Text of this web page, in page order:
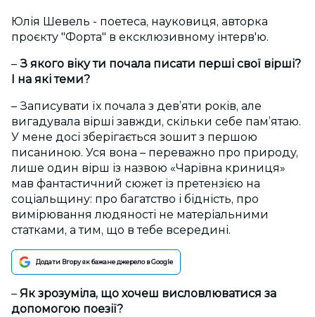
Юлія Шевель - поетеса, науковиця, авторка
проєкту "Форта" в ексклюзивному інтерв'ю.
– З якого віку ти почала писати перші свої вірші?
І на які теми?
– Записувати їх почала з дев’яти років, але
вигадувала вірші завжди, скільки себе пам’ятаю.
У мене досі зберігається зошит з першою
писаниною. Уся вона – переважно про природу,
лише один вірш із назвою «Чарівна криниця»
мав фантастичний сюжет із претензією на
соціальщину: про багатство і бідність, про
вимірювання людяності не матеріальними
статками, а тим, що в тебе всередині.
Додати Вгору як бажане джерело в Google
– Як зрозуміла, що хочеш висловлюватися за
допомогою поезії?